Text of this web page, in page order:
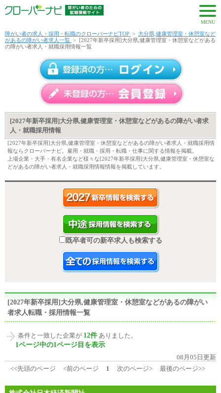
MENU
障がい者の求人・採用・転職のクローバーナビTOP > 大分県,健康管理室・休憩室など
があるの障がい者求人一覧 > [2027年新卒採用]大分県,健康管理室・休憩室などがある
の障がい者求人・就職採用情報一覧
[2027年新卒採用]大分県,健康管理室・休憩室などがあるの障がい者求
人・就職採用情報
[2027年新卒採用]大分県,健康管理室・休憩室などがあるの障がい者求人・就職採用情
報ならクローバーナビ。雇用・就職・採用・転職・仕事に関する情報を掲載。
上場企業・大手・有名企業など様々な[2027年新卒採用]大分県,健康管理室・休憩室な
どがあるの障がい者求人・就職採用情報情報を掲載しています。
既卒者可の新卒求人も検索する
[2027年新卒採用]大分県,健康管理室・休憩室などがあるの障がい
者求人転職・採用情報一覧
条件と一致した企業が 12件 ありました。
1ページ中の1ページ目を表示
08月05日更新
<<先頭のページ
<前のページ 1 次のページ> 最後のページ>>